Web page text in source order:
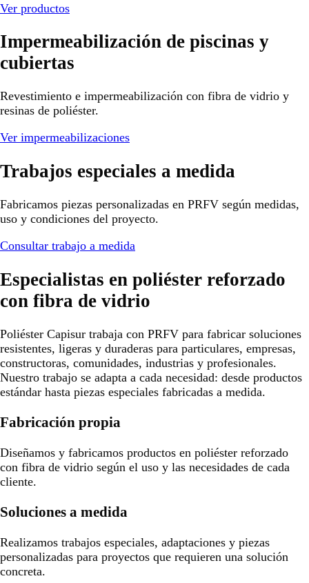
Ver productos
Impermeabilización de piscinas y
cubiertas
Revestimiento e impermeabilización con fibra de vidrio y
resinas de poliéster.
Ver impermeabilizaciones
Trabajos especiales a medida
Fabricamos piezas personalizadas en PRFV según medidas,
uso y condiciones del proyecto.
Consultar trabajo a medida
Especialistas en poliéster reforzado
con fibra de vidrio
Poliéster Capisur trabaja con PRFV para fabricar soluciones
resistentes, ligeras y duraderas para particulares, empresas,
constructoras, comunidades, industrias y profesionales.
Nuestro trabajo se adapta a cada necesidad: desde productos
estándar hasta piezas especiales fabricadas a medida.
Fabricación propia
Diseñamos y fabricamos productos en poliéster reforzado
con fibra de vidrio según el uso y las necesidades de cada
cliente.
Soluciones a medida
Realizamos trabajos especiales, adaptaciones y piezas
personalizadas para proyectos que requieren una solución
concreta.